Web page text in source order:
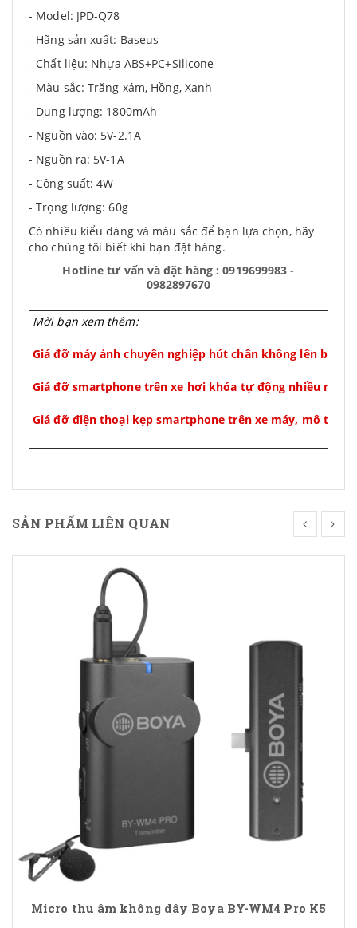
- Model: JPD-Q78
- Hãng sản xuất: Baseus
- Chất liệu: Nhựa ABS+PC+Silicone
- Màu sắc: Trăng xám, Hồng, Xanh
- Dung lượng: 1800mAh
- Nguồn vào: 5V-2.1A
- Nguồn ra: 5V-1A
- Công suất: 4W
- Trọng lượng: 60g
Có nhiều kiểu dáng và màu sắc để bạn lựa chọn, hãy
cho chúng tôi biết khi bạn đặt hàng.
Hotline tư vấn và đặt hàng : 0919699983 -
0982897670
Mời bạn xem thêm:
Giá đỡ máy ảnh chuyên nghiệp hút chân không lên bề
Giá đỡ smartphone trên xe hơi khóa tự động nhiều màu
Giá đỡ điện thoại kẹp smartphone trên xe máy, mô tô
SẢN PHẨM LIÊN QUAN
Micro thu âm không dây Boya BY-WM4 Pro K5